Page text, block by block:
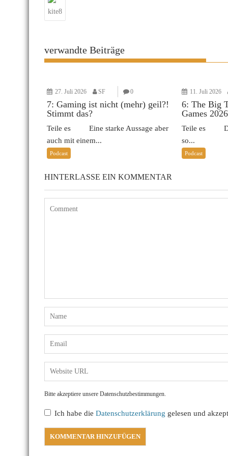
kite8
verwandte Beiträge
27. Juli 2026 SF 0
7: Gaming ist nicht (mehr) geil?!
Stimmt das?
Teile es Eine starke Aussage aber
auch mit einem...
Podcast
11. Juli 2026
6: The Big
Games
Teile es
so...
Podcast
HINTERLASSE EIN KOMMENTAR
Bitte akzeptiere unsere Datenschutzbestimmungen.
Ich habe die Datenschutzerklärung gelesen und